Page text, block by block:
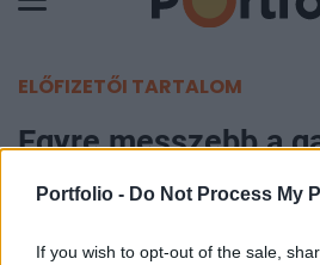
Portfolio - Do Not Process My
If you wish to opt-out of the sale,
ELŐFIZETŐI TARTALOM
Egyre messzebb a
Portfolio